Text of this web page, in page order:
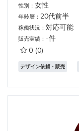
性別： 女性
年齢層： 20代前半
稼働状況： 対応可能
販売実績： -件
0 (0)
デザイン依頼・販売